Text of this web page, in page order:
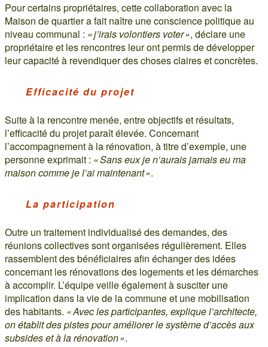
Pour certains propriétaires, cette collaboration avec la
Maison de quartier a fait naître une conscience politique au
niveau communal : « j’irais volontiers voter », déclare une
propriétaire et les rencontres leur ont permis de développer
leur capacité à revendiquer des choses claires et concrètes.
Efficacité du projet
Suite à la rencontre menée, entre objectifs et résultats,
l’efficacité du projet paraît élevée. Concernant
l’accompagnement à la rénovation, à titre d’exemple, une
personne exprimait : « Sans eux je n’aurais jamais eu ma
maison comme je l’ai maintenant ».
La participation
Outre un traitement individualisé des demandes, des
réunions collectives sont organisées régulièrement. Elles
rassemblent des bénéficiaires afin échanger des idées
concernant les rénovations des logements et les démarches
à accomplir. L’équipe veille également à susciter une
implication dans la vie de la commune et une mobilisation
des habitants. « Avec les participantes, explique l’architecte,
on établit des pistes pour améliorer le système d’accès aux
subsides et à la rénovation ».